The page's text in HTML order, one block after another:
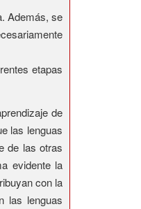
Además, se
etapas
de
las lenguas
de las otras
evidente la
con la
las lenguas